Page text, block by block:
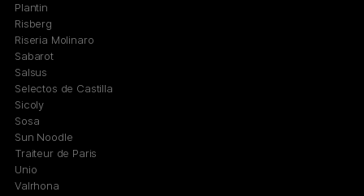
Plantin
Risberg
Riseria Molinaro
Sabarot
Salsus
Selectos de Castilla
Sicoly
Sosa
Sun Noodle
Traiteur de Paris
Unio
Valrhona